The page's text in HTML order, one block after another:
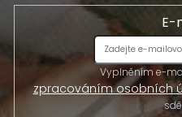
E-
Vyplněním e-
zpracováním osobních